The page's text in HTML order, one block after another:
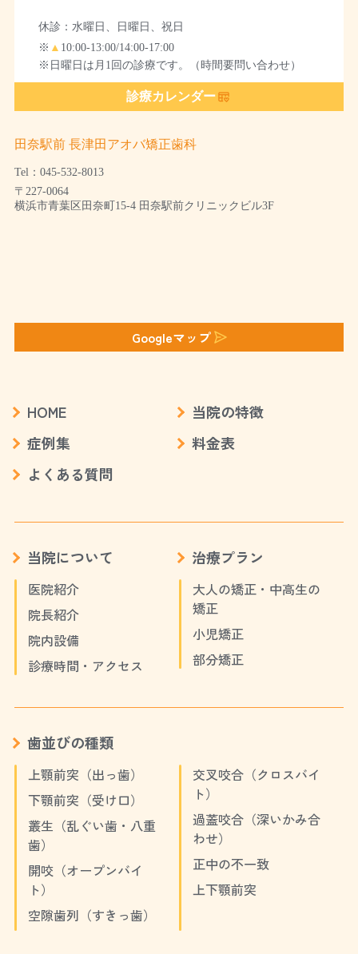
休診：水曜日、日曜日、祝日
※ ▲ 10:00-13:00/14:00-17:00
※日曜日は月1回の診療です。（時間要問い合わせ）
診療カレンダー
田奈駅前 長津田アオバ矯正歯科
Tel：045-532-8013
〒227-0064
横浜市青葉区田奈町15-4 田奈駅前クリニックビル3F
Googleマップ
HOME
当院の特徴
症例集
料金表
よくある質問
当院について
医院紹介
院長紹介
院内設備
診療時間・アクセス
治療プラン
大人の矯正・中高生の
矯正
小児矯正
部分矯正
歯並びの種類
上顎前突（出っ歯）
下顎前突（受け口）
叢生（乱ぐい歯・八重
歯）
開咬（オープンバイ
ト）
空隙歯列（すきっ歯）
交叉咬合（クロスバイ
ト）
過蓋咬合（深いかみ合
わせ）
正中の不一致
上下顎前突